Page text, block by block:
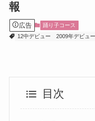
報
広告
踊り子コース
12中デビュー
2009年デビュー
目次